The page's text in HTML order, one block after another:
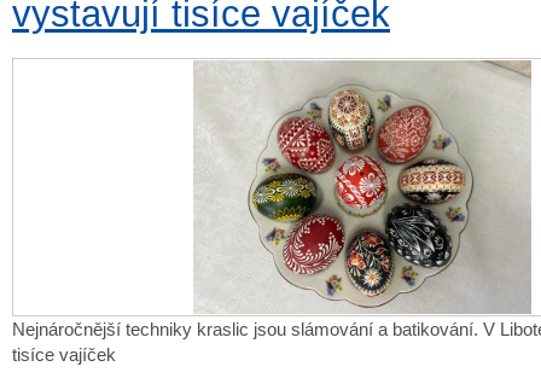
vystavují tisíce vajíček
Nejnáročnější techniky kraslic jsou slámování a batikování. V
tisíce vajíček